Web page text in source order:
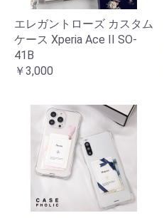
エレガントローズ カスタム
ケース Xperia Ace II SO-
41B
￥3,000